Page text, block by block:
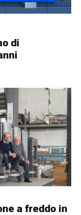
di
a freddo in